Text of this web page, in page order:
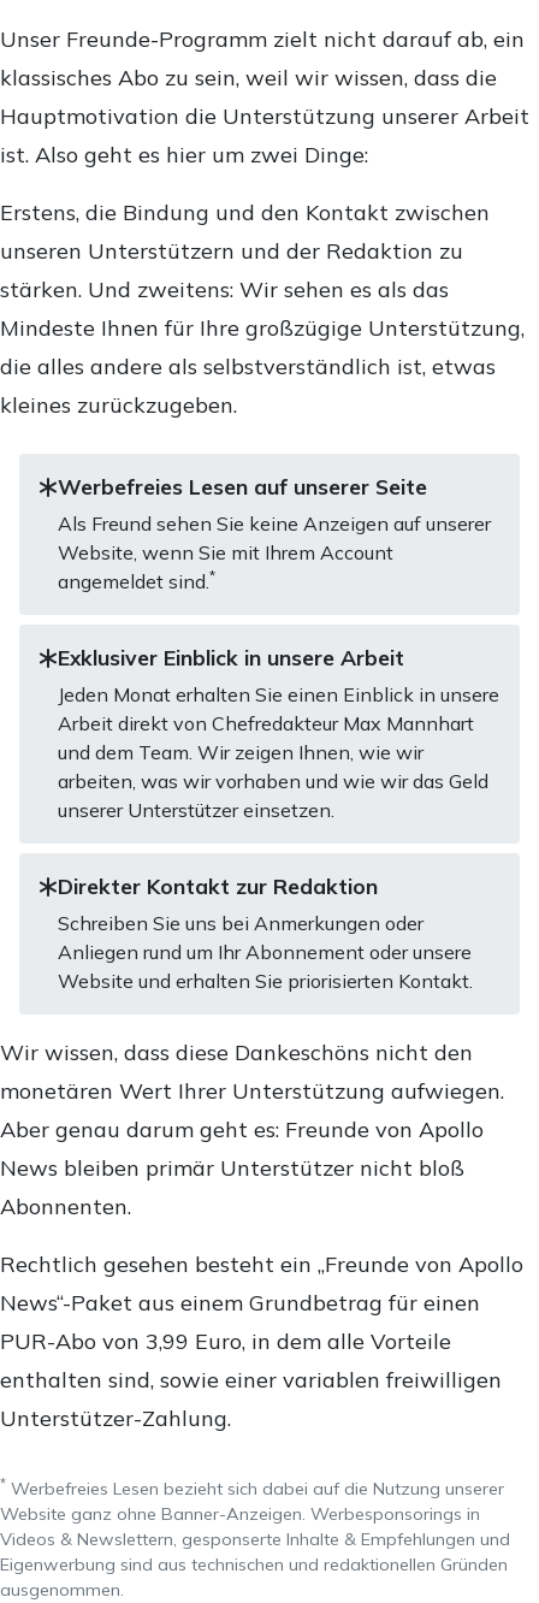
Unser Freunde-Programm zielt nicht darauf ab, ein
klassisches Abo zu sein, weil wir wissen, dass die
Hauptmotivation die Unterstützung unserer Arbeit
ist. Also geht es hier um zwei Dinge:
Erstens, die Bindung und den Kontakt zwischen
unseren Unterstützern und der Redaktion zu
stärken. Und zweitens: Wir sehen es als das
Mindeste Ihnen für Ihre großzügige Unterstützung,
die alles andere als selbstverständlich ist, etwas
kleines zurückzugeben.
Werbefreies Lesen auf unserer Seite
Als Freund sehen Sie keine Anzeigen auf unserer
Website, wenn Sie mit Ihrem Account
angemeldet sind.*
Exklusiver Einblick in unsere Arbeit
Jeden Monat erhalten Sie einen Einblick in unsere
Arbeit direkt von Chefredakteur Max Mannhart
und dem Team. Wir zeigen Ihnen, wie wir
arbeiten, was wir vorhaben und wie wir das Geld
unserer Unterstützer einsetzen.
Direkter Kontakt zur Redaktion
Schreiben Sie uns bei Anmerkungen oder
Anliegen rund um Ihr Abonnement oder unsere
Website und erhalten Sie priorisierten Kontakt.
Wir wissen, dass diese Dankeschöns nicht den
monetären Wert Ihrer Unterstützung aufwiegen.
Aber genau darum geht es: Freunde von Apollo
News bleiben primär Unterstützer nicht bloß
Abonnenten.
Rechtlich gesehen besteht ein „Freunde von Apollo
News“-Paket aus einem Grundbetrag für einen
PUR-Abo von 3,99 Euro, in dem alle Vorteile
enthalten sind, sowie einer variablen freiwilligen
Unterstützer-Zahlung.
* Werbefreies Lesen bezieht sich dabei auf die Nutzung unserer
Website ganz ohne Banner-Anzeigen. Werbesponsorings in
Videos & Newslettern, gesponserte Inhalte & Empfehlungen und
Eigenwerbung sind aus technischen und redaktionellen Gründen
ausgenommen.